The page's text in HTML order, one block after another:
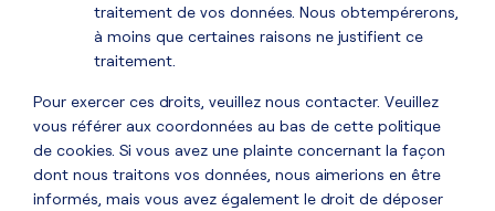
traitement de vos données. Nous obtempérerons,
à moins que certaines raisons ne justifient ce
traitement.
Pour exercer ces droits, veuillez nous contacter. Veuillez
vous référer aux coordonnées au bas de cette politique
de cookies. Si vous avez une plainte concernant la façon
dont nous traitons vos données, nous aimerions en être
informés, mais vous avez également le droit de déposer